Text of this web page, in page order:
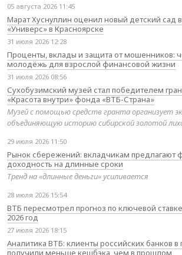
05 августа 2026 11:45
Марат Хуснуллин оценил новый детский сад
«Универс» в Красноярске
31 июля 2026 12:28
Проценты, вклады и защита от мошенников:
молодёжь для взрослой финансовой жизни
31 июля 2026 08:56
Сухобузимский музей стал победителем
«Красота внутри» фонда «ВТБ-Страна»
Музей с помощью средств гранта организует
объединяющую историю сибирской золотой
29 июля 2026 11:50
Рынок сбережений: вкладчикам предлагают
доходность на длинные сроки
Тренд на «длинные деньги» усиливается
28 июля 2026 15:54
ВТБ пересмотрел прогноз по ключевой
2026 год
27 июля 2026 18:15
Аналитика ВТБ: клиенты российских банков
получили меньше кешбэка, чем в прошлом